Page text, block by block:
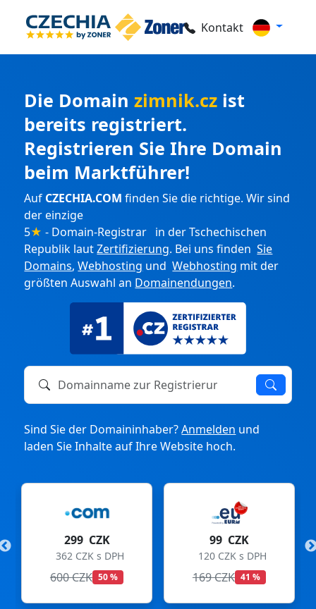
Kontakt
Die Domainzimnik.cz ist
bereits registriert.
Registrieren Sie Ihre Domain
beim Marktführer!
Auf CZECHIA.COM finden Sie die richtige. Wir sind
der einzige
5★ - Domain-Registrar in der Tschechischen
Republik lautZertifizierung. Bei uns findenSie
Domains,Webhosting undWebhosting mit der
größten Auswahl an Domainendungen.
Domainname zur Registrierung oder zum Transfer
Sind Sie der Domaininhaber?Anmelden und
laden Sie Inhalte auf Ihre Website hoch.
99 CZK
120 CZK s DPH
169 CZK
275 CZK
333 CZK s DPH
299 CZK